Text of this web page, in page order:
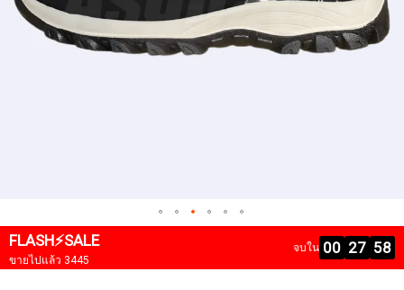
FLASH⚡SALE
ขายไปแล้ว 3445
จบใน 00 27 58